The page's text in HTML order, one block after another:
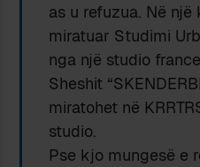
as u refuzua. Në një
miratuar Studimi
nga një studio
Sheshit
miratohet në
studio.
Pse kjo mungesë e